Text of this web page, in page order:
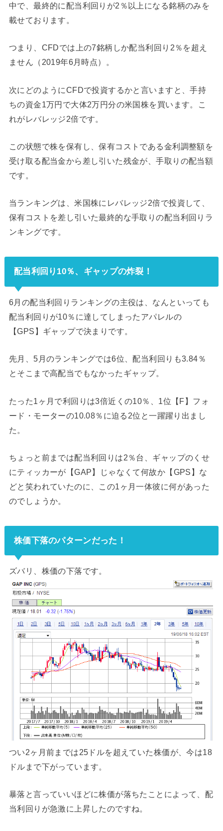
中で、最終的に配当利回りが2％以上になる銘柄のみを
載せております。
つまり、CFDでは上の7銘柄しか配当利回り2％を超え
ません（2019年6月時点）。
次にどのようにCFDで投資するかと言いますと、手持
ちの資金1万円で大体2万円分の米国株を買います。こ
れがレバレッジ2倍です。
この状態で株を保有し、保有コストである金利調整額を
受け取る配当金から差し引いた残金が、手取りの配当額
です。
当ランキングは、米国株にレバレッジ2倍で投資して、
保有コストを差し引いた最終的な手取りの配当利回りラ
ンキングです。
配当利回り10％、ギャップの炸裂！
6月の配当利回りランキングの主役は、なんといっても
配当利回りが10％に達してしまったアパレルの
【GPS】ギャップで決まりです。
先月、5月のランキングでは6位、配当利回りも3.84％
とそこまで高配当でもなかったギャップ。
たった1ヶ月で利回りは3倍近くの10％、1位【F】フォ
ード・モーターの10.08％に迫る2位と一躍躍り出まし
た。
ちょっと前までは配当利回りは2％台、ギャップのくせ
にティッカーが【GAP】じゃなくて何故か【GPS】な
どと笑われていたのに、この1ヶ月一体彼に何があった
のでしょうか。
株価下落のパターンだった！
ズバリ、株価の下落です。
つい2ヶ月前までは25ドルを超えていた株価が、今は18
ドルまで下がっています。
暴落と言っていいほどに株価が落ちたことによって、配
当利回りが急激に上昇したのですね。